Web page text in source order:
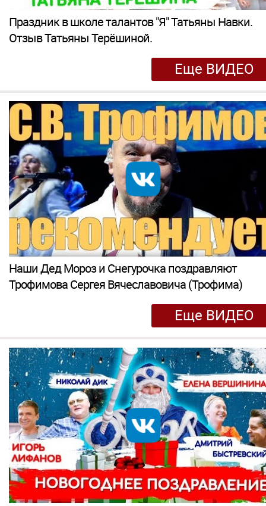
Праздник в школе талантов "Я" Татьяны Навки.
Отзыв Татьяны Терёшиной.
Еще ВИДЕО
Наши Дед Мороз и Снегурочка поздравляют
Трофимова Сергея Вячеславовича (Трофима)
Еще ВИДЕО